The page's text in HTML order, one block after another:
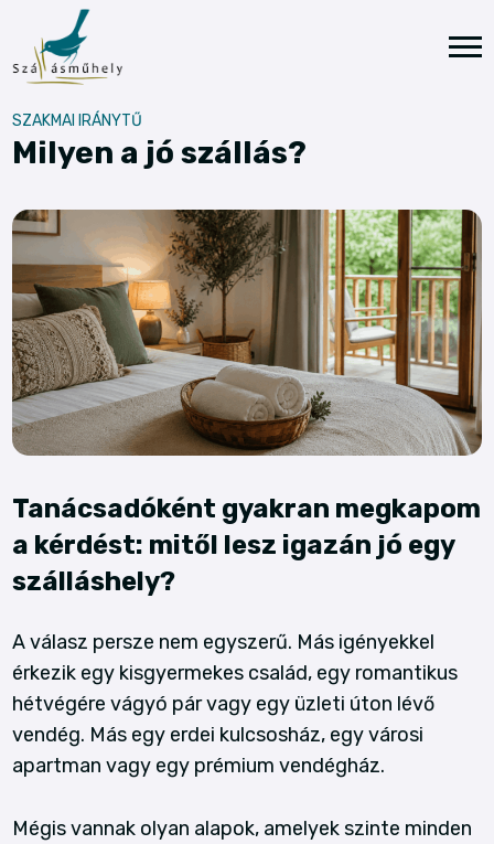
SZAKMAI IRÁNYTŰ
Milyen a jó szállás?
Tanácsadóként gyakran megkapom
a kérdést: mitől lesz igazán jó egy
szálláshely?
A válasz persze nem egyszerű. Más igényekkel
érkezik egy kisgyermekes család, egy romantikus
hétvégére vágyó pár vagy egy üzleti úton lévő
vendég. Más egy erdei kulcsosház, egy városi
apartman vagy egy prémium vendégház.
Mégis vannak olyan alapok, amelyek szinte minden